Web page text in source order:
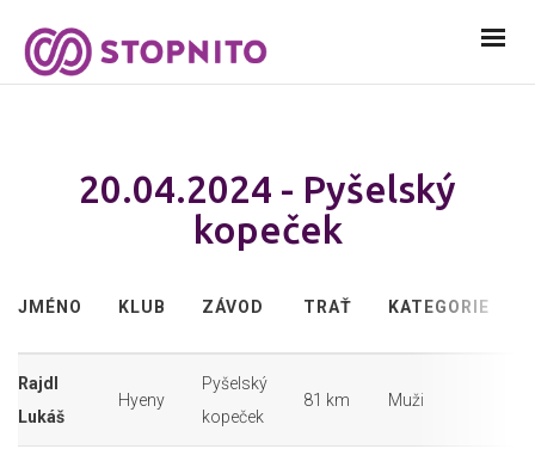
20.04.2024 - Pyšelský
kopeček
JMÉNO KLUB ZÁVOD TRAŤ KATEGORIE
Rajdl
Lukáš
Hyeny
Pyšelský
kopeček
81 km Muži